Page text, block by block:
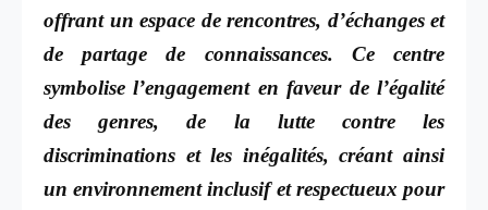
offrant un espace de rencontres, d’échanges et
de partage de connaissances. Ce centre
symbolise l’engagement en faveur de l’égalité
des genres, de la lutte contre les
discriminations et les inégalités, créant ainsi
un environnement inclusif et respectueux pour